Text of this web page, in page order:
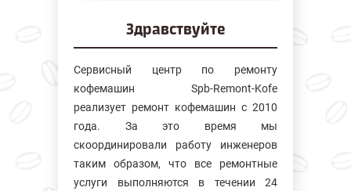
Здравствуйте
Сервисный центр по ремонту
кофемашин Spb-Remont-Kofe
реализует ремонт кофемашин с 2010
года. За это время мы
скоординировали работу инженеров
таким образом, что все ремонтные
услуги выполняются в течении 24